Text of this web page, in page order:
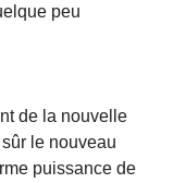
peu
de la nouvelle
le nouveau
puissance de